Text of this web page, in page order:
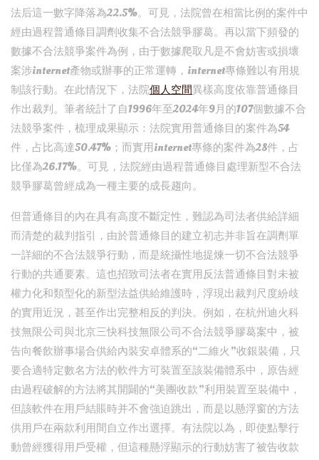
法后這一數字降落為22.5%。可見，法院曾在相當比例的案件中
經由過程普通條目調劑收集不合法競爭膠葛。再以當下頻發的
數據不合法競爭案件為例，由于數據爬取凡是不會妨害或損壞
案涉internet產物或辦事的正常運轉，internet專條難以有用規
制該行動。在此情況下，法院個人空間異樣高度依靠普通條目
作出裁判。筆者統計了自1996年至2024年9月的107個數據不合
法競爭案件，梳理成果顯示：法院實用普通條目的案件為54
件，占比高達50.47%；而實用internet專條的案件為28件，占
比僅為26.17%。可見，法院經由過程普通條目處理新型不合法
競爭膠葛曾經成為一種主要的成長趨向。
但普通條目的內在具有高度不斷定性，難認為司法者供給詳細
而清楚的裁判指引，由於普通條目的建立初志并非旨在調劑單
一詳細的不合法競爭行動，而是統攝性地提煉一切不合法競爭
行動的共通要素。這也招致司法者在實用反法普通條目對未被
權力化和類型化的新型法益供給維護時，浮現出裁判尺度紛歧
的實用近況，甚至作出完整相反的判決。例如，在杭州迪火科
技無限公司與北京三快科技無限公司不合法競爭膠葛案中，被
告向餐飲辦事場合供給內裝安卓體系的“二維火”收銀裝備，只
要合適特定數名方法的軟件方可裝置至該裝備體系中，原告經
由過程破解的方法將其開闢的“美團收款”利用裝置至裝備中，
但該軟件在用戶結賬時并不會強迫跳出，而是以懸浮窗的方法
供用戶在兩款利用間自立作出選擇。有法院以為，即使點擊行
動曾經獲得用戶受權，但這種懸浮顯示的行動妨害了被告收款